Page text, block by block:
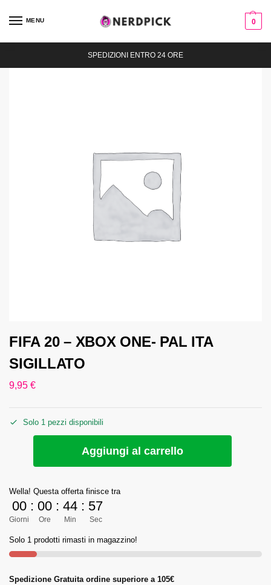
MENU 0
SPEDIZIONI ENTRO 24 ORE
FIFA 20 – XBOX ONE- PAL ITA
SIGILLATO
9,95 €
Solo 1 pezzi disponibili
Aggiungi al carrello
Wella! Questa offerta finisce tra
00
Giorni
: 00
Ore
: 44
Min
: 57
Sec
Solo 1 prodotti rimasti in magazzino!
Spedizione Gratuita ordine superiore a 105€